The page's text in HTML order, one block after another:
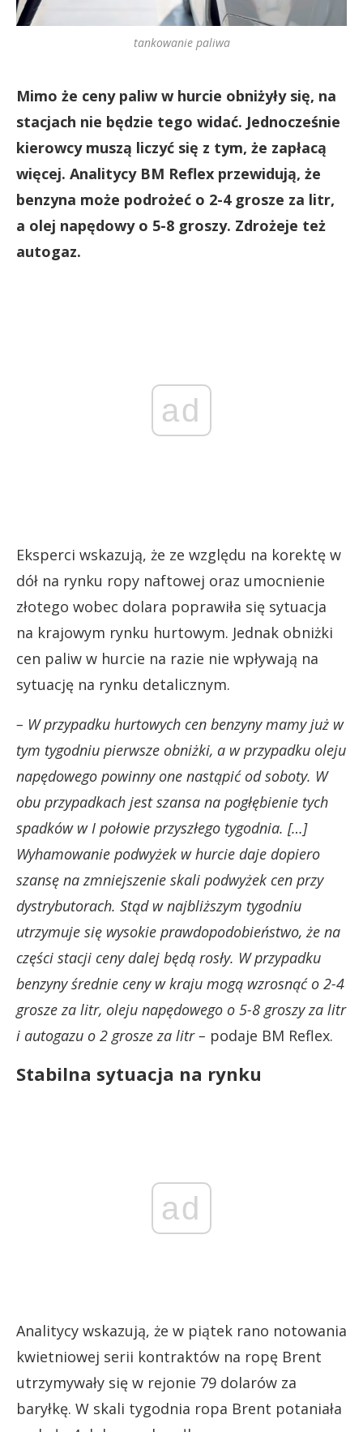
tankowanie paliwa
Mimo że ceny paliw w hurcie obniżyły się, na
stacjach nie będzie tego widać. Jednocześnie
kierowcy muszą liczyć się z tym, że zapłacą
więcej. Analitycy BM Reflex przewidują, że
benzyna może podrożeć o 2-4 grosze za litr,
a olej napędowy o 5-8 groszy. Zdrożeje też
autogaz.
ad
Eksperci wskazują, że ze względu na korektę w
dół na rynku ropy naftowej oraz umocnienie
złotego wobec dolara poprawiła się sytuacja
na krajowym rynku hurtowym. Jednak obniżki
cen paliw w hurcie na razie nie wpływają na
sytuację na rynku detalicznym.
– W przypadku hurtowych cen benzyny mamy już w
tym tygodniu pierwsze obniżki, a w przypadku oleju
napędowego powinny one nastąpić od soboty. W
obu przypadkach jest szansa na pogłębienie tych
spadków w I połowie przyszłego tygodnia. […]
Wyhamowanie podwyżek w hurcie daje dopiero
szansę na zmniejszenie skali podwyżek cen przy
dystrybutorach. Stąd w najbliższym tygodniu
utrzymuje się wysokie prawdopodobieństwo, że na
części stacji ceny dalej będą rosły. W przypadku
benzyny średnie ceny w kraju mogą wzrosnąć o 2-4
grosze za litr, oleju napędowego o 5-8 groszy za litr
i autogazu o 2 grosze za litr – podaje BM Reflex.
Stabilna sytuacja na rynku
ad
Analitycy wskazują, że w piątek rano notowania
kwietniowej serii kontraktów na ropę Brent
utrzymywały się w rejonie 79 dolarów za
baryłkę. W skali tygodnia ropa Brent potaniała